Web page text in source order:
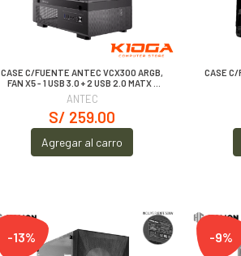
CASE C/FUENTE ANTEC VCX300 ARGB,
FAN X5 - 1 USB 3.0 + 2 USB 2.0 MATX +
550W
ANTEC
S/ 259.00
Agregar al carro
CASE C/
-13% -9%